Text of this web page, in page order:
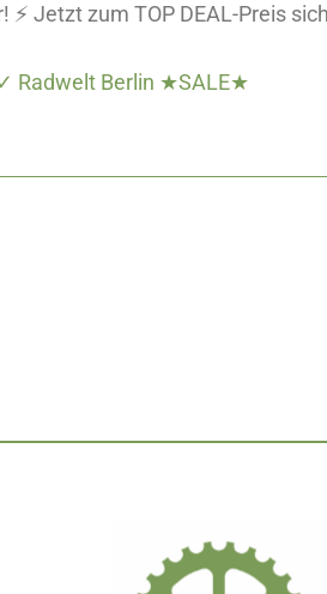
Jetzt zum TOP DEAL-Preis
Radwelt Berlin ★SALE★